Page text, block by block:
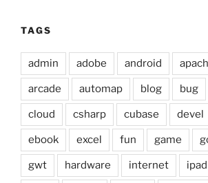
TAGS
admin adobe android
arcade automap blog bug
cloud csharp cubase devel
ebook excel fun game
gwt hardware internet ipad